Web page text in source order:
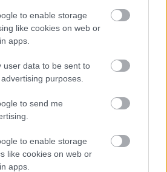
to enable storage
like cookies on web or
apps.
user data to be sent to
purposes.
to send me
to enable storage
like cookies on web or
apps.
VACSORA
szervezzünk, ami eddig
(és vélhetően
a nyugat-indiai ízeket némi